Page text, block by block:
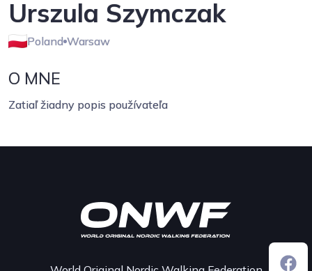
Urszula Szymczak
Poland Warsaw
O MNE
Zatiaľ žiadny popis používateľa